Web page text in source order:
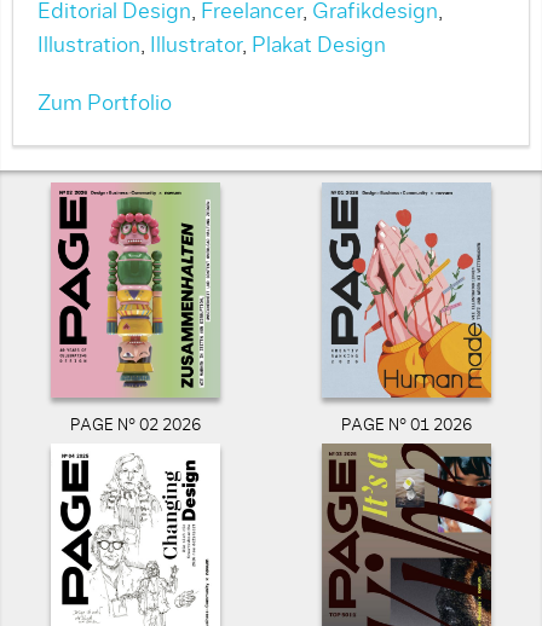
Editorial Design, Freelancer, Grafikdesign,
Illustration, Illustrator, Plakat Design
Zum Portfolio
PAGE N° 02 2026 PAGE N° 01 2026